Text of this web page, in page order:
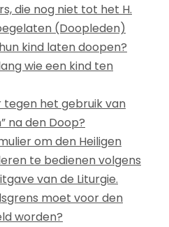
die nog niet tot het H.
(Doopleden)
kind laten doopen?
wie een kind ten
tegen het gebruik van
na den Doop?
om den Heiligen
te bedienen volgens
van de Liturgie.
moet voor den
worden?